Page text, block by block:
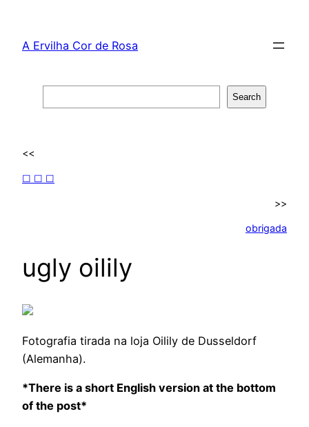
content
A Ervilha Cor de Rosa
Search
<<
☐ ☐ ☐
>>
obrigada
ugly oilily
Fotografia tirada na loja Oilily de Dusseldorf
(Alemanha).
*There is a short English version at the bottom
of the post*